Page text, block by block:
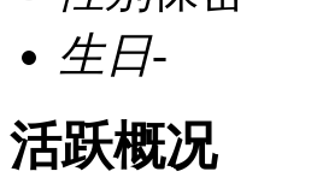
生日-
活跃概况